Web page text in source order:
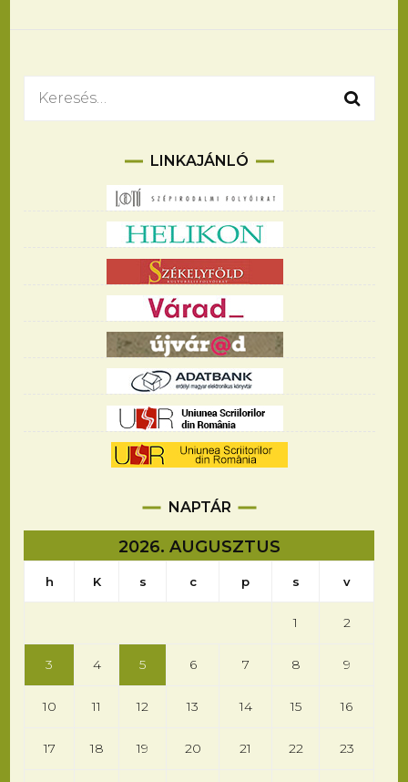
Keresés:
LINKAJÁNLÓ
NAPTÁR
2026. AUGUSZTUS
h K s c p s v
1 2
3 4 5 6 7 8 9
10 11 12 13 14 15 16
17 18 19 20 21 22 23